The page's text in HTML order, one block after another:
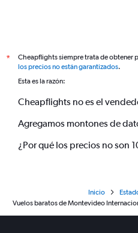
*
Cheapflights siempre trata de obtener
los precios no están garantizados.
Esta es la razón:
Cheapflights no es el
Agregamos montones de
¿Por qué los precios no son
Inicio
Vuelos baratos de Montevideo